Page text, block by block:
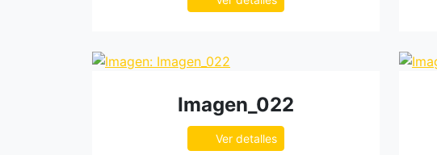
Imagen_022
Ver detalles